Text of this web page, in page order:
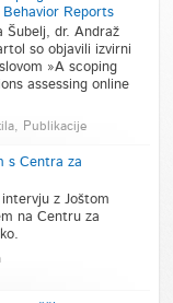
Reports
Šubelj, dr. Andraž
so objavili izvirni
»A scoping
assessing online
Publikacije
s Centra za
z Joštom
na Centru za